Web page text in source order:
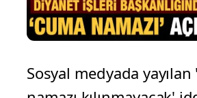
Sosyal medyada